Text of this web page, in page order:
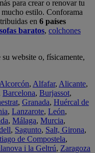
para crear o renovar tu
estilo. Conforama
en 6 países
sofas baratos, colchones
website o, físicamente,
Alcorcón, Alfafar, Alicante,
Barcelona, Burjassot,
, Granada, Huércal de
, Lanzarote, León,
, Málaga, Murcia,
, Sagunto, Salt, Girona,
de Compostela,
i la Geltrú, Zaragoza